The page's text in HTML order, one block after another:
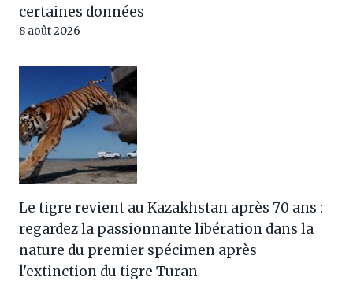
certaines données
8 août 2026
Le tigre revient au Kazakhstan après 70 ans :
regardez la passionnante libération dans la
nature du premier spécimen après
l'extinction du tigre Turan